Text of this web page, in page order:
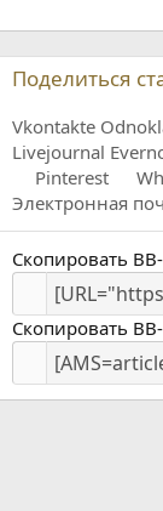
Поделиться
Vkontakte
Livejournal
Pinterest
Электронная
Скопировать
Скопировать